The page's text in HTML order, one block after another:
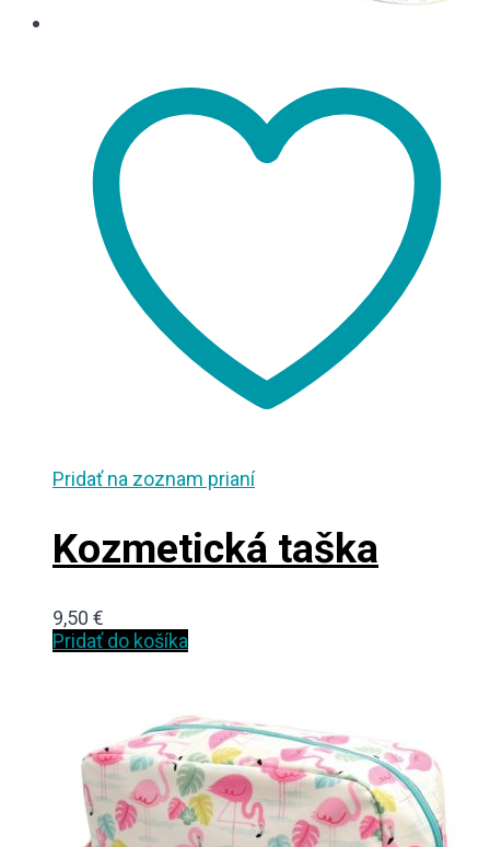
Pridať na zoznam prianí
Kozmetická taška
9,50 €
Pridať do košíka